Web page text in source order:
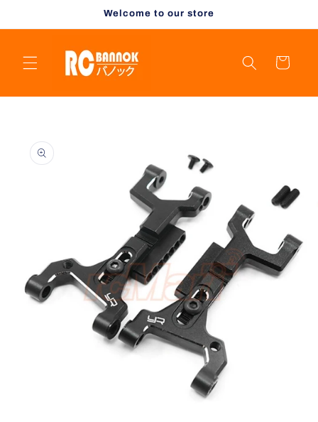
Welcome to our store
Cart
product
information